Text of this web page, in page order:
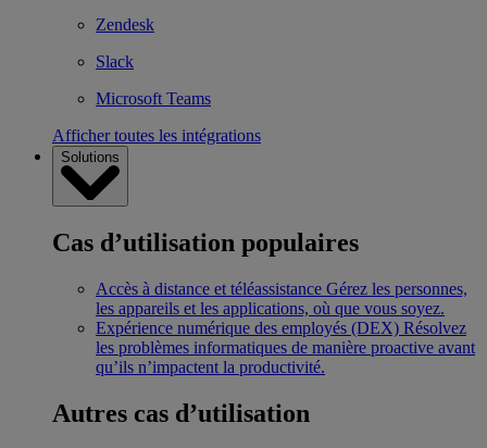
Zendesk
Slack
Microsoft Teams
Afficher toutes les intégrations
Solutions
Cas d’utilisation populaires
Accès à distance et téléassistance Gérez les personnes,
les appareils et les applications, où que vous soyez.
Expérience numérique des employés (DEX) Résolvez
les problèmes informatiques de manière proactive avant
qu’ils n’impactent la productivité.
Autres cas d’utilisation